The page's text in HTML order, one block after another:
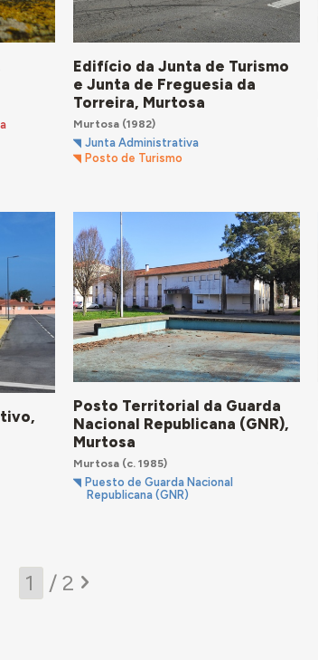
Edifício da Junta de Turismo
e Junta de Freguesia da
Torreira, Murtosa
Murtosa (1982)
Junta Administrativa
Posto de Turismo
Posto Territorial da Guarda
Nacional Republicana (GNR),
Murtosa
Murtosa (c. 1985)
Puesto de Guarda Nacional
Republicana (GNR)
/ 2